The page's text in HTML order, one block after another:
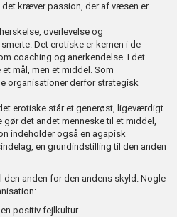
kræver passion, der af væsen er
overlevelse og
Det erotiske er kernen i de
coaching og anerkendelse. I det
mål, men et middel. Som
organisationer derfor strategisk
erotiske står et generøst, ligeværdigt
det andet menneske til et middel,
indeholder også en agapisk
en grundindstilling til den anden
den anden for den andens skyld. Nogle
positiv fejlkultur.